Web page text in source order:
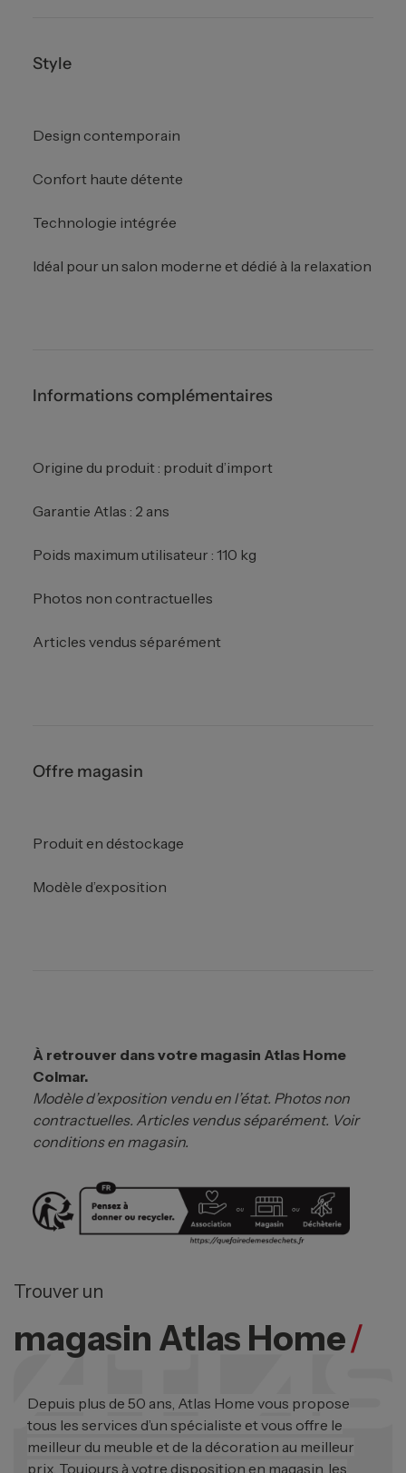
Style
Design contemporain
Confort haute détente
Technologie intégrée
Idéal pour un salon moderne et dédié à la relaxation
Informations complémentaires
Origine du produit : produit d’import
Garantie Atlas : 2 ans
Poids maximum utilisateur : 110 kg
Photos non contractuelles
Articles vendus séparément
Offre magasin
Produit en déstockage
Modèle d’exposition
À retrouver dans votre magasin Atlas Home
Colmar.
Modèle d’exposition vendu en l’état. Photos non
contractuelles. Articles vendus séparément. Voir
conditions en magasin.
Trouver un
magasin Atlas Home/
Depuis plus de 50 ans, Atlas Home vous propose
tous les services d’un spécialiste et vous offre le
meilleur du meuble et de la décoration au meilleur
prix. Toujours à votre disposition en magasin, les